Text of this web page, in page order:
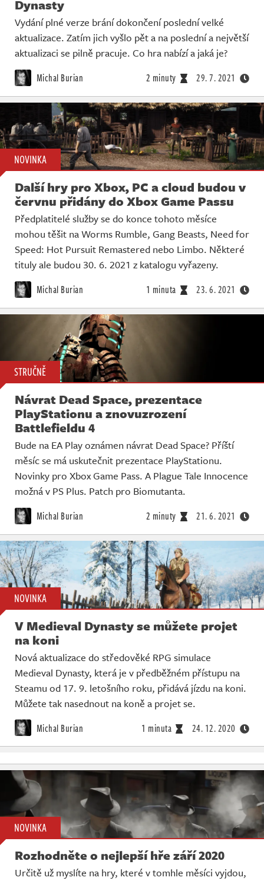
Dynasty
Vydání plné verze brání dokončení poslední velké
aktualizace. Zatím jich vyšlo pět a na poslední a největší
aktualizaci se pilně pracuje. Co hra nabízí a jaká je?
Michal Burian 2 minuty 29. 7. 2021
NOVINKA
Další hry pro Xbox, PC a cloud budou v
červnu přidány do Xbox Game Passu
Předplatitelé služby se do konce tohoto měsíce
mohou těšit na Worms Rumble, Gang Beasts, Need for
Speed: Hot Pursuit Remastered nebo Limbo. Některé
tituly ale budou 30. 6. 2021 z katalogu vyřazeny.
Michal Burian 1 minuta 23. 6. 2021
STRUČNĚ
Návrat Dead Space, prezentace
PlayStationu a znovuzrození
Battlefieldu 4
Bude na EA Play oznámen návrat Dead Space? Příští
měsíc se má uskutečnit prezentace PlayStationu.
Novinky pro Xbox Game Pass. A Plague Tale Innocence
možná v PS Plus. Patch pro Biomutanta.
Michal Burian 2 minuty 21. 6. 2021
NOVINKA
V Medieval Dynasty se můžete projet
na koni
Nová aktualizace do středověké RPG simulace
Medieval Dynasty, která je v předběžném přístupu na
Steamu od 17. 9. letošního roku, přidává jízdu na koni.
Můžete tak nasednout na koně a projet se.
Michal Burian 1 minuta 24. 12. 2020
NOVINKA
Rozhodněte o nejlepší hře září 2020
Určitě už myslíte na hry, které v tomhle měsíci vyjdou,